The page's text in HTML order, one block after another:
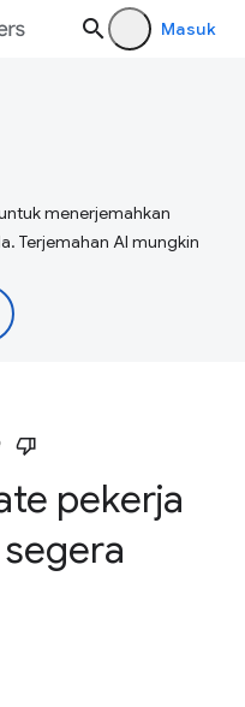
Masuk
menerjemahkan
Terjemahan AI mungkin
pekerja